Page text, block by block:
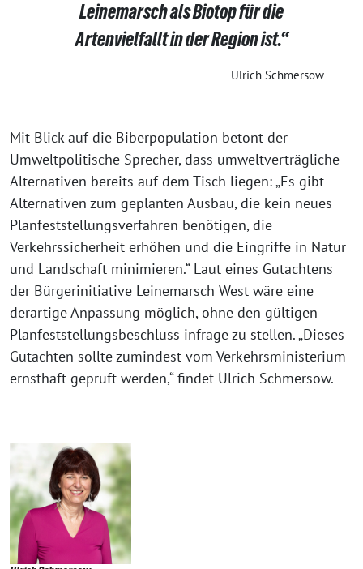
Leinemarsch als Biotop für die
Artenvielfallt in der Region ist.“
Ulrich Schmersow
Mit Blick auf die Biberpopulation betont der
Umweltpolitische Sprecher, dass umweltverträgliche
Alternativen bereits auf dem Tisch liegen: „Es gibt
Alternativen zum geplanten Ausbau, die kein neues
Planfeststellungsverfahren benötigen, die
Verkehrssicherheit erhöhen und die Eingriffe in Natur
und Landschaft minimieren.“ Laut eines Gutachtens
der Bürgerinitiative Leinemarsch West wäre eine
derartige Anpassung möglich, ohne den gültigen
Planfeststellungsbeschluss infrage zu stellen. „Dieses
Gutachten sollte zumindest vom Verkehrsministerium
ernsthaft geprüft werden,“ findet Ulrich Schmersow.